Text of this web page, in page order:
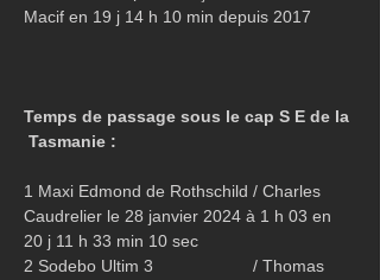
Macif en 19 j 14 h 10 min depuis 2017
Temps de passage sous le cap S E de la
Tasmanie :
1 Maxi Edmond de Rothschild / Charles
Caudrelier le 28 janvier 2024 à 1 h 03 en
20 j 11 h 33 min 10 sec
2 Sodebo Ultim 3                     / Thomas